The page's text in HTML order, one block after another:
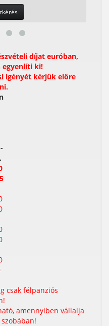
díjat euróban,
egyenlíti ki!
igényét kérjük előre
csak félpanziós
amennyiben vállalja